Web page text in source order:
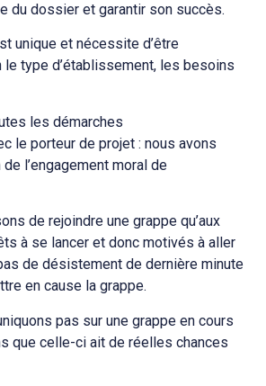
du dossier et garantir son succès.
unique et nécessite d’être
type d’établissement, les besoins
les démarches
le porteur de projet : nous avons
l’engagement moral de
de rejoindre une grappe qu’aux
à se lancer et donc motivés à aller
de désistement de dernière minute
en cause la grappe.
pas sur une grappe en cours
que celle-ci ait de réelles chances